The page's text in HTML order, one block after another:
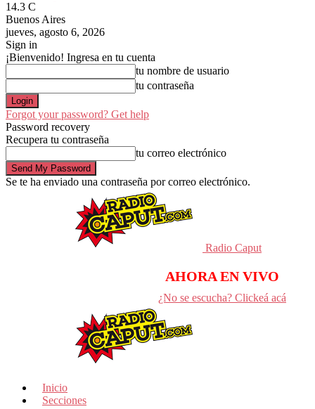
14.3 C
Buenos Aires
jueves, agosto 6, 2026
Sign in
¡Bienvenido! Ingresa en tu cuenta
tu nombre de usuario
tu contraseña
Forgot your password? Get help
Password recovery
Recupera tu contraseña
tu correo electrónico
Se te ha enviado una contraseña por correo electrónico.
Radio Caput
AHORA EN VIVO
¿No se escucha? Clickeá acá
Inicio
Secciones